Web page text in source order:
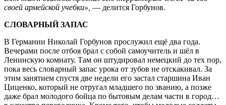
своей армейской учебки», — делится Горбунов.
СЛОВАРНЫЙ ЗАПАС
В Германии Николай Горбунов прослужил ещё два года.
Вечерами после отбоя брал с собой самоучитель и шёл в
Ленинскую комнату. Там он штудировал немецкий до тех пор,
пока весь словарный запас урока от зубов не отскакивал. За
этим занятием спустя две недели его застал старшина Иван
Циценко, который не отругал младшего по званию, а позже
даже брал молодого бойца по бытовым делам части в город…